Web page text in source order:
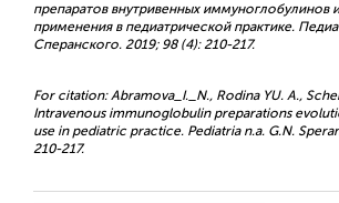
препаратов внутривенных иммуноглобулинов
применения в педиатрической практике.
Сперанского. 2019; 98 (4): 210-217.
For citation: Abramova_I._N., Rodina YU. A.,
Intravenous immunoglobulin preparations
use in pediatric practice. Pediatria n.a. G.N.
210-217.